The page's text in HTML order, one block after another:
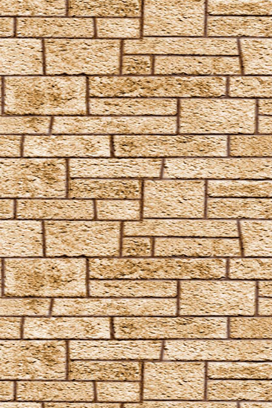
Fianto Duri
Fidelius-Zauber
Finite Incantatem
Finite
Fumos
Goldene Flämmchen
Homenum revelio
Homorphus-Zauber
Immobilus
Impedimenta
Imperturbatio
Incarcerus
Inflatus
Liberacorpus
Muffliato
Nebulus
Partis Temporus
Peskiwichteli Pesternomi
Protego
Protego Diabolica
Protego Horribilis
Protego Maxima
Protego Totalum
Pullus
Relaschio
Repello Inimicum
Repello Muggeltum
Riddikulus
Salvio Hexia
Snufflifors
Türblockierende Flammen
Vermiculus
Vipera Evanesca